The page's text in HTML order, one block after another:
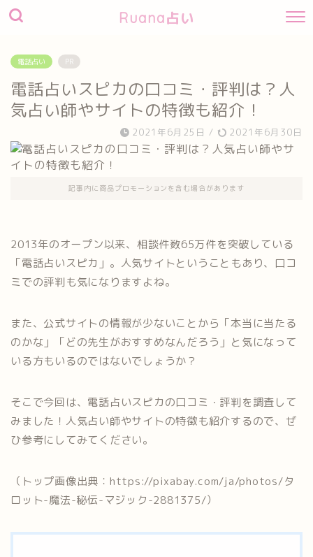
Ruana占い
電話占い PR
電話占いスピカの口コミ・評判は？人
気占い師やサイトの特徴も紹介！
2021年6月25日 / 2021年6月30日
記事内に商品プロモーションを含む場合があります
2013年のオープン以来、相談件数65万件を突破している
「電話占いスピカ」。人気サイトということもあり、口コ
ミでの評判も気になりますよね。
また、公式サイトの情報が少ないことから「本当に当たる
のかな」「どの先生がおすすめなんだろう」と気になって
いる方もいるのではないでしょうか？
そこで今回は、電話占いスピカの口コミ・評判を調査して
みました！人気占い師やサイトの特徴も紹介するので、ぜ
ひ参考にしてみてください。
（トップ画像出典：https://pixabay.com/ja/photos/タ
ロット-魔法-秘伝-マジック-2881375/）